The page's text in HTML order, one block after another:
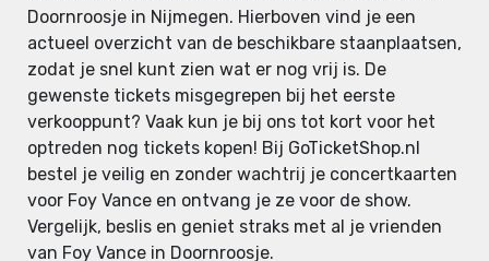
Doornroosje in Nijmegen. Hierboven vind je een
actueel overzicht van de beschikbare staanplaatsen,
zodat je snel kunt zien wat er nog vrij is. De
gewenste tickets misgegrepen bij het eerste
verkooppunt? Vaak kun je bij ons tot kort voor het
optreden nog tickets kopen! Bij GoTicketShop.nl
bestel je veilig en zonder wachtrij je concertkaarten
voor Foy Vance en ontvang je ze voor de show.
Vergelijk, beslis en geniet straks met al je vrienden
van Foy Vance in Doornroosje.